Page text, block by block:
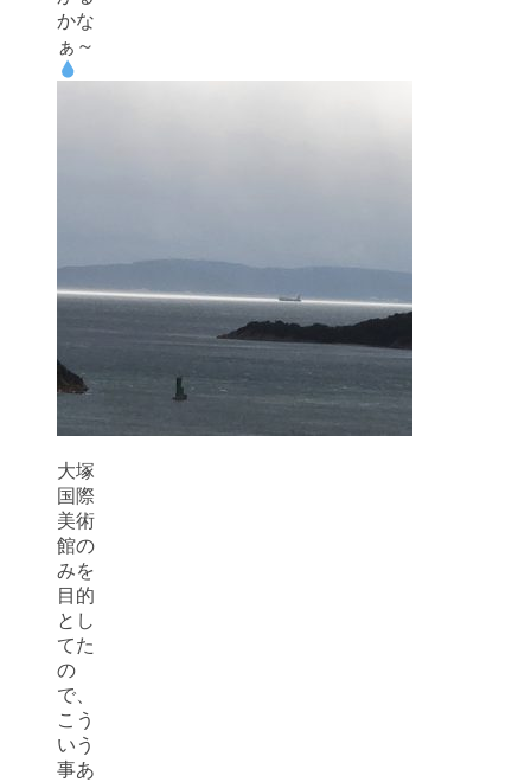
かな
ぁ～
大塚
国際
美術
館の
みを
目的
とし
てた
の
で、
こう
いう
事あ